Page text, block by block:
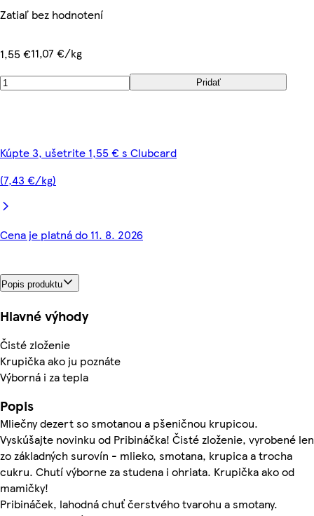
Zatiaľ bez hodnotení
1,55 €11,07 €/kg
Pridať
Kúpte 3, ušetrite 1,55 € s Clubcard
(7,43 €/kg)
Cena je platná do 11. 8. 2026
Popis produktu
Hlavné výhody
Čisté zloženie
Krupička ako ju poznáte
Výborná i za tepla
Popis
Mliečny dezert so smotanou a pšeničnou krupicou.
Vyskúšajte novinku od Pribináčka! Čisté zloženie, vyrobené len
zo základných surovín - mlieko, smotana, krupica a trocha
cukru. Chutí výborne za studena i ohriata. Krupička ako od
mamičky!
Pribináček, lahodná chuť čerstvého tvarohu a smotany.